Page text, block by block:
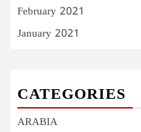
February 2021
January 2021
CATEGORIES
ARABIA